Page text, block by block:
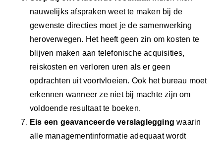
nauwelijks afspraken weet te maken bij de
gewenste directies moet je de samenwerking
heroverwegen. Het heeft geen zin om kosten te
blijven maken aan telefonische acquisities,
reiskosten en verloren uren als er geen
opdrachten uit voortvloeien. Ook het bureau moet
erkennen wanneer ze niet bij machte zijn om
voldoende resultaat te boeken.
Eis een geavanceerde verslaglegging waarin
alle managementinformatie adequaat wordt